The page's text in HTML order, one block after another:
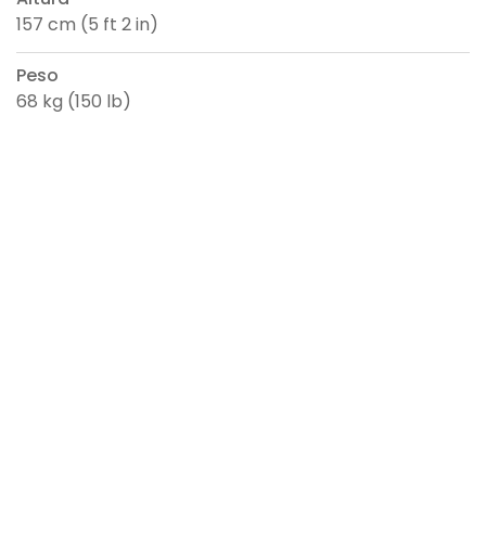
157 cm (5 ft 2 in)
Peso
68 kg (150 lb)